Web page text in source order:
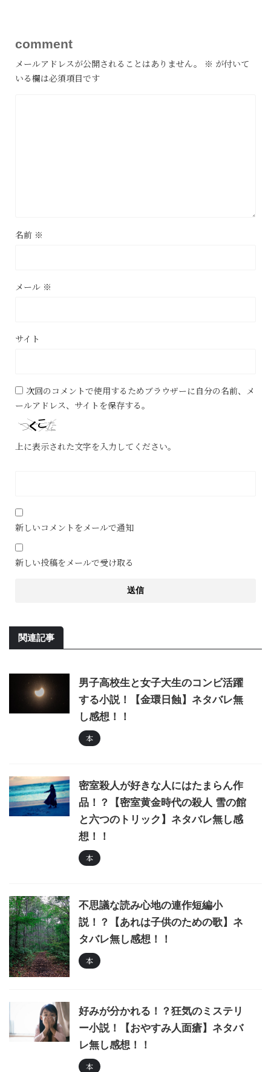
comment
メールアドレスが公開されることはありません。 ※ が付いて
いる欄は必須項目です
名前 ※
メール ※
サイト
次回のコメントで使用するためブラウザーに自分の名前、メ
ールアドレス、サイトを保存する。
上に表示された文字を入力してください。
新しいコメントをメールで通知
新しい投稿をメールで受け取る
関連記事
男子高校生と女子大生のコンビ活躍
する小説！【金環日蝕】ネタバレ無
し感想！！
本
密室殺人が好きな人にはたまらん作
品！？【密室黄金時代の殺人 雪の館
と六つのトリック】ネタバレ無し感
想！！
本
不思議な読み心地の連作短編小
説！？【あれは子供のための歌】ネ
タバレ無し感想！！
本
好みが分かれる！？狂気のミステリ
ー小説！【おやすみ人面瘡】ネタバ
レ無し感想！！
本